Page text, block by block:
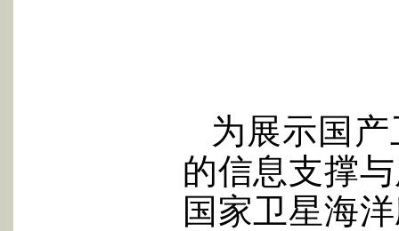
为展示国
的信息支撑
国家卫星海